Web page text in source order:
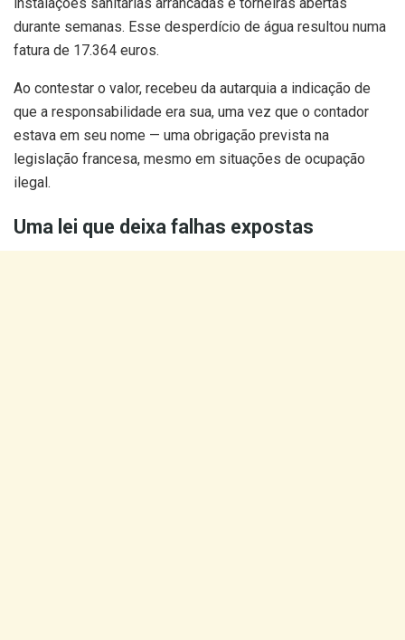
durante semanas. Esse desperdício de água resultou numa
fatura de 17.364 euros.
Ao contestar o valor, recebeu da autarquia a indicação de
que a responsabilidade era sua, uma vez que o contador
estava em seu nome — uma obrigação prevista na
legislação francesa, mesmo em situações de ocupação
ilegal.
Uma lei que deixa falhas expostas